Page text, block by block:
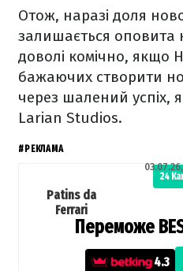
Отож, наразі доля
залишається оповита
доволі комічно, якщо
бажаючих створити
через шалений успіх,
Larian Studios.
#РЕКЛАМА
24
Patins da
Ferrari
Переможе
4.3